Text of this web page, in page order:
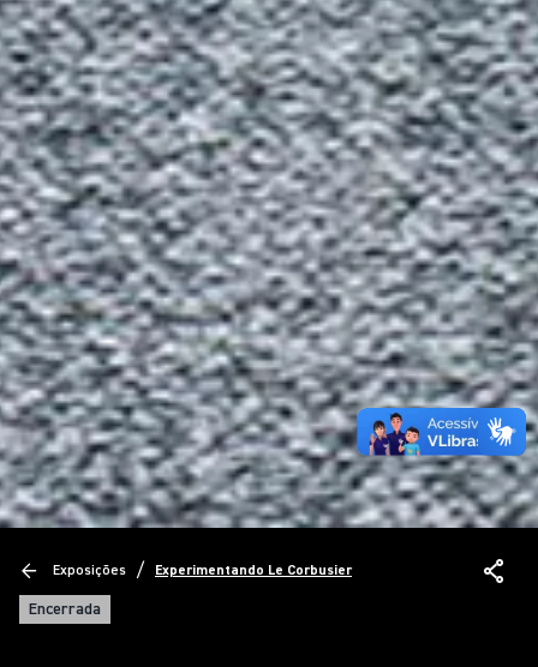
Exposições / Experimentando Le Corbusier
Encerrada